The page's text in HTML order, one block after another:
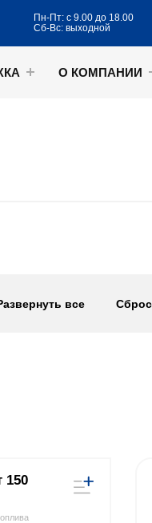
Пн-Пт: с 9.00 до 18.00
Сб-Вс: выходной
О КОМПАНИИ
150